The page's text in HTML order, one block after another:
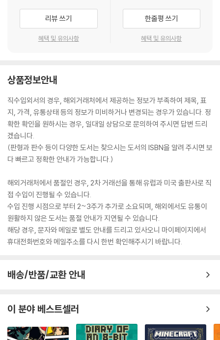
리뷰 쓰기
혜택 및 유의사항
한줄평 쓰기
혜택 및 유의사항
상품정보안내
직수입외서의 경우, 해외거래처에서 제공하는 정보가 부족하여 제목, 표
지, 가격, 유통상태 등의 정보가 미비하거나 변경되는 경우가 있습니다. 정
확한 확인을 원하시는 경우, 일대일 상담으로 문의하여 주시면 답변 드리
겠습니다.
(판형과 판수 등이 다양한 도서는 찾으시는 도서의 ISBN을 알려 주시면 보
다 빠르고 정확한 안내가 가능합니다.)
해외거래처에서 품절인 경우, 2차 거래선을 통해 유럽과 미국 출판사로 직
접 수입이 진행될 수 있습니다.
수입 진행 시점으로 부터 2~3주가 추가로 소요되며, 해외에서도 유통이
원활하지 않은 도서는 품절 안내가 지연될 수 있습니다.
해당 경우, 문자와 메일로 별도 안내를 드리고 있사오니 마이페이지에서
휴대전화번호와 메일주소를 다시 한번 확인해주시기 바랍니다.
배송/반품/교환 안내
이 분야 베스트셀러